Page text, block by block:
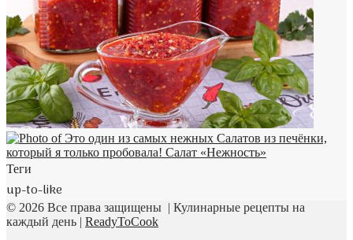
Теги
up-to-like
© 2026 Все права защищены | Кулинарные рецепты на
каждый день | ReadyToCook